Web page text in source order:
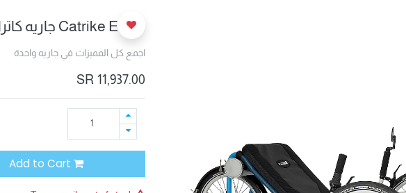
Catrike Eola I جاريه كاترايك ايولا دراجة ثلاث كفرات
اجمع كل المميزات في جاريه واحدة
11,937.00